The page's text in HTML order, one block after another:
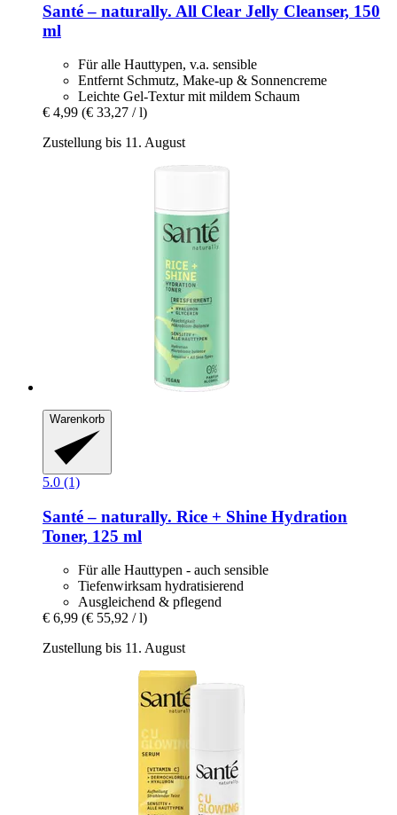
Santé – naturally. All Clear Jelly Cleanser, 150
ml
Für alle Hauttypen, v.a. sensible
Entfernt Schmutz, Make-up & Sonnencreme
Leichte Gel-Textur mit mildem Schaum
€ 4,99 (€ 33,27 / l)
Zustellung bis 11. August
Warenkorb
5.0 (1)
Santé – naturally. Rice + Shine Hydration
Toner, 125 ml
Für alle Hauttypen - auch sensible
Tiefenwirksam hydratisierend
Ausgleichend & pflegend
€ 6,99 (€ 55,92 / l)
Zustellung bis 11. August